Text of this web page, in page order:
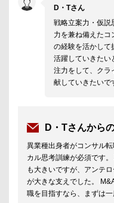
D・Tさん
戦略立案力・仮説
力を兼ね備えたコ
の経験を活かして
活躍していきたい
注力をして、クラ
献していきたいで
D・Tさんから
異業種出身者がコンサル
カル思考訓練が必須です
も大きいですが、アンテ
が大きな支えでした。
職を目指すなら、まずは一